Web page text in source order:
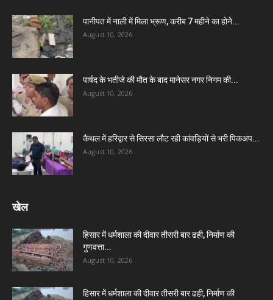
पानीपत में नाली में मिला भ्रूण, करीब 7 महीने का होने...
August 10, 2026
पार्षद के भतीजे की मौत के बाद मानेसर नगर निगम की...
August 10, 2026
कैथल में हरिद्वार से सिरसा लौट रही कांवड़ियों से भरी पिकअप...
August 10, 2026
खेल
हिसार में धर्मशाला की दीवार तीसरी बार ढही, निर्माण की
गुणवत्ता...
August 10, 2026
हिसार में धर्मशाला की दीवार तीसरी बार ढही, निर्माण की